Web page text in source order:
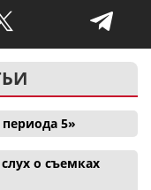
5»
о съемках